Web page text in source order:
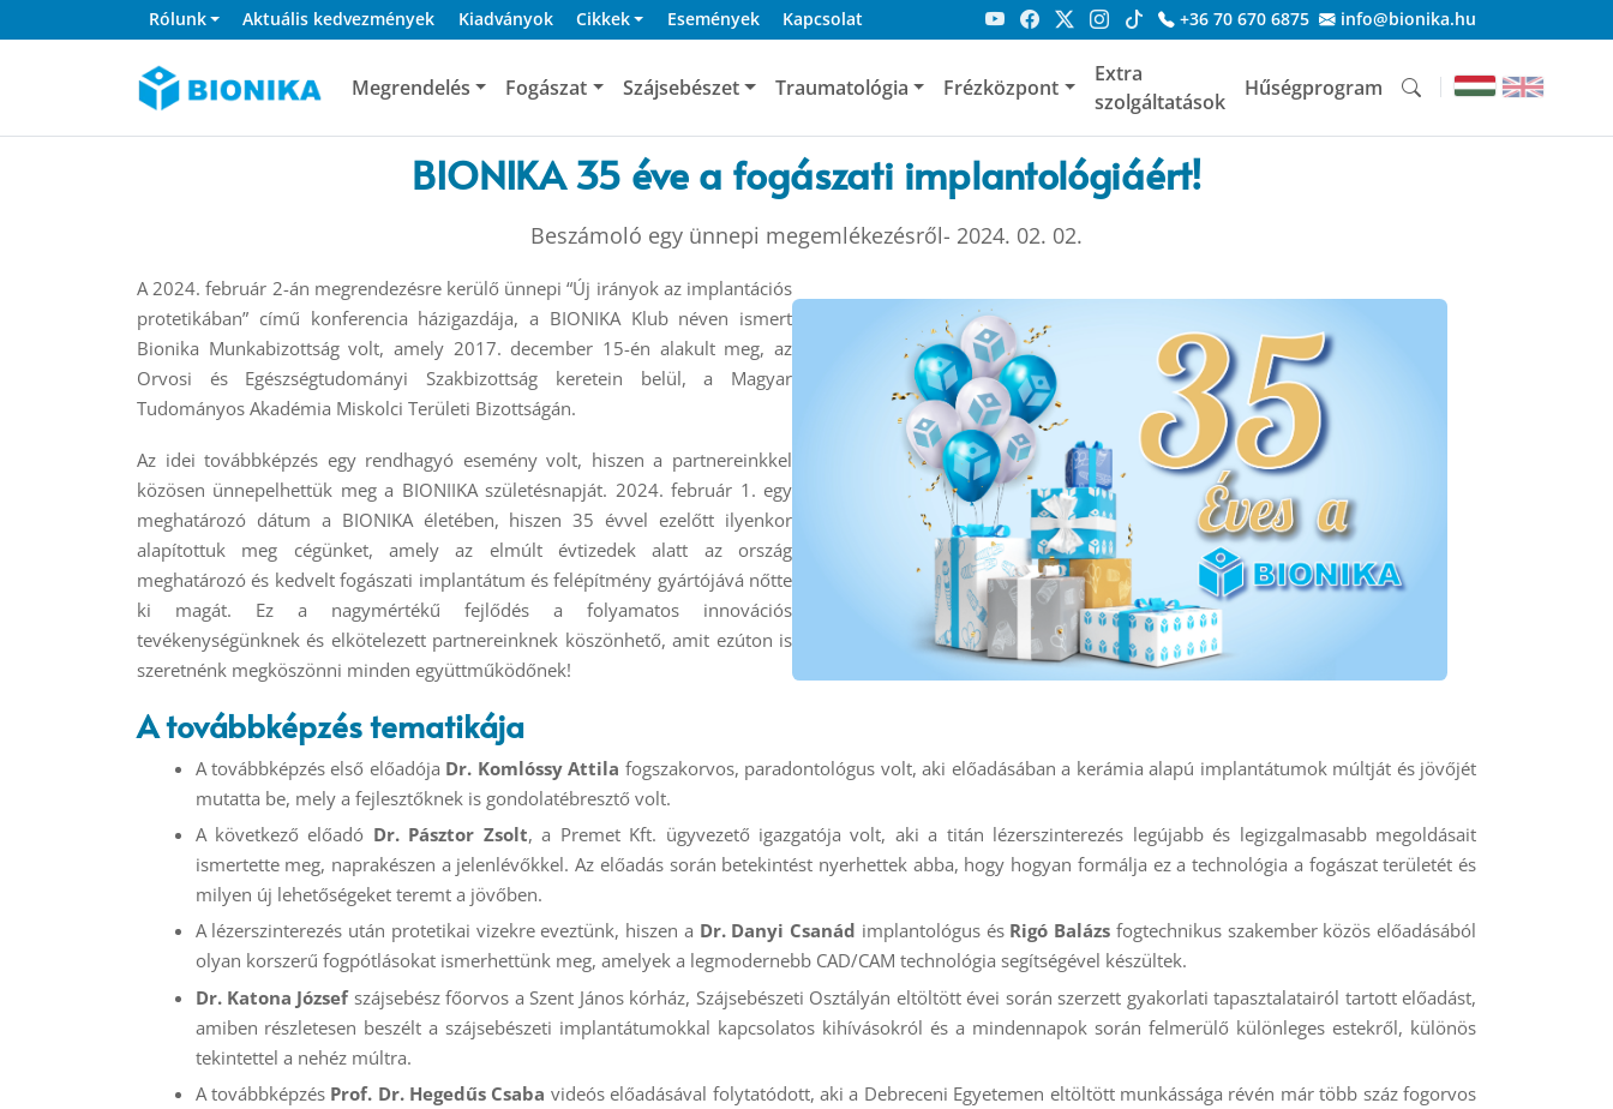
Rólunk Aktuális kedvezmények Kiadványok Cikkek Események Kapcsolat +36 70 670 6875 info@bionika.hu
Megrendelés Fogászat Szájsebészet Traumatológia Frézközpont
Extra
szolgáltatások
Hűségprogram
BIONIKA 35 éve a fogászati implantológiáért!
Beszámoló egy ünnepi megemlékezésről- 2024. 02. 02.
A 2024. február 2-án megrendezésre kerülő ünnepi “Új irányok az implantációs
protetikában” című konferencia házigazdája, a BIONIKA Klub néven ismert
Bionika Munkabizottság volt, amely 2017. december 15-én alakult meg, az
Orvosi és Egészségtudományi Szakbizottság keretein belül, a Magyar
Tudományos Akadémia Miskolci Területi Bizottságán.
Az idei továbbképzés egy rendhagyó esemény volt, hiszen a partnereinkkel
közösen ünnepelhettük meg a BIONIIKA születésnapját. 2024. február 1. egy
meghatározó dátum a BIONIKA életében, hiszen 35 évvel ezelőtt ilyenkor
alapítottuk meg cégünket, amely az elmúlt évtizedek alatt az ország
meghatározó és kedvelt fogászati implantátum és felépítmény gyártójává nőtte
ki magát. Ez a nagymértékű fejlődés a folyamatos innovációs
tevékenységünknek és elkötelezett partnereinknek köszönhető, amit ezúton is
szeretnénk megköszönni minden együttműködőnek!
A továbbképzés tematikája
A továbbképzés első előadója Dr. Komlóssy Attila fogszakorvos, paradontológus volt, aki előadásában a kerámia alapú implantátumok múltját és jövőjét
mutatta be, mely a fejlesztőknek is gondolatébresztő volt.
A következő előadó Dr. Pásztor Zsolt, a Premet Kft. ügyvezető igazgatója volt, aki a titán lézerszinterezés legújabb és legizgalmasabb megoldásait
ismertette meg, naprakészen a jelenlévőkkel. Az előadás során betekintést nyerhettek abba, hogy hogyan formálja ez a technológia a fogászat területét és
milyen új lehetőségeket teremt a jövőben.
A lézerszinterezés után protetikai vizekre eveztünk, hiszen a Dr. Danyi Csanád implantológus és Rigó Balázs fogtechnikus szakember közös előadásából
olyan korszerű fogpótlásokat ismerhettünk meg, amelyek a legmodernebb CAD/CAM technológia segítségével készültek.
Dr. Katona Józsefszájsebész főorvos a Szent János kórház, Szájsebészeti Osztályán eltöltött évei során szerzett gyakorlati tapasztalatairól tartott előadást,
amiben részletesen beszélt a szájsebészeti implantátumokkal kapcsolatos kihívásokról és a mindennapok során felmerülő különleges estekről, különös
tekintettel a nehéz múltra.
A továbbképzés Prof. Dr. Hegedűs Csaba videós előadásával folytatódott, aki a Debreceni Egyetemen eltöltött munkássága révén már több száz fogorvos